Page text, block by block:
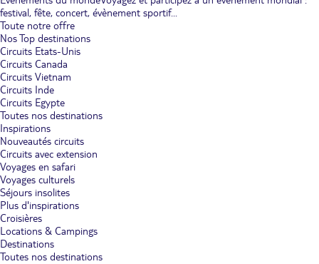
festival, fête, concert, évènement sportif...
Toute notre offre
Nos Top destinations
Circuits Etats-Unis
Circuits Canada
Circuits Vietnam
Circuits Inde
Circuits Egypte
Toutes nos destinations
Inspirations
Nouveautés circuits
Circuits avec extension
Voyages en safari
Voyages culturels
Séjours insolites
Plus d'inspirations
Croisières
Locations & Campings
Destinations
Toutes nos destinations